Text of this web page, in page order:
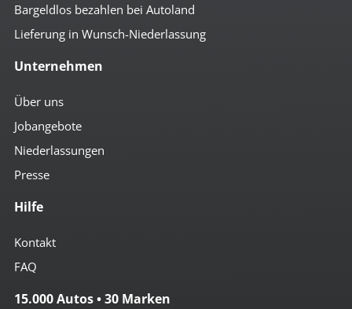
Bargeldlos bezahlen bei Autoland
Lieferung in Wunsch-Niederlassung
Unternehmen
Über uns
Jobangebote
Niederlassungen
Presse
Hilfe
Kontakt
FAQ
15.000 Autos • 30 Marken